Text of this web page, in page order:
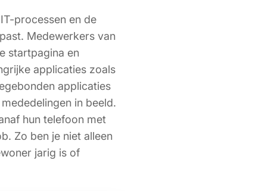
processen en de
Medewerkers van
startpagina en
applicaties zoals
applicaties
in beeld.
hun telefoon met
Zo ben je niet alleen
jarig is of